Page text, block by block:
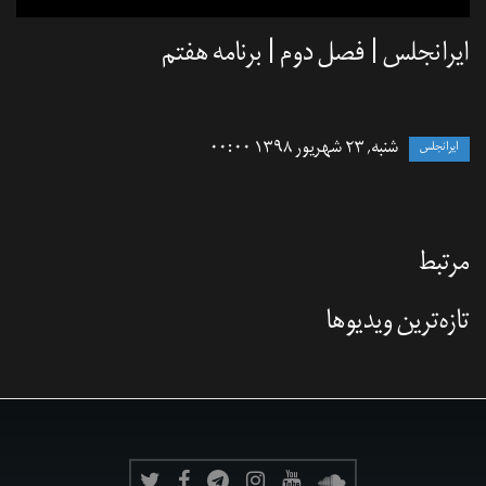
ایرانجلس | فصل دوم | برنامه هفتم
ایرانجلس شنبه, ۲۳ شهریور ۱۳۹۸ ۰۰:۰۰
مرتبط
تازه‌‌ترین ویدیوها